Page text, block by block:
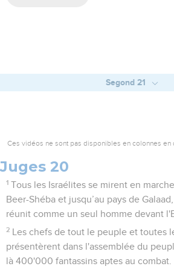
Segond 21
Ces vidéos ne sont pas disponibles en colonnes en
Juges 20
1 Tous les Israélites se mirent en
Beer-Shéba et jusqu’au pays de
réunit comme un seul homme devant
2 Les chefs de tout le peuple et toutes
présentèrent dans l'assemblée du
là 400'000 fantassins aptes au combat.